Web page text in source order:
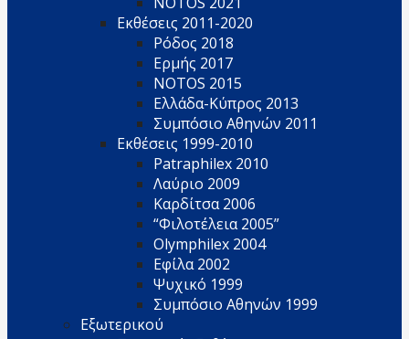
Εκθέσεις 2011-2020
Ρόδος 2018
Ερμής 2017
NOTOS 2015
Ελλάδα-Κύπρος 2013
Συμπόσιο Αθηνών 2011
Εκθέσεις 1999-2010
Patraphilex 2010
Λαύριο 2009
Καρδίτσα 2006
“Φιλοτέλεια 2005”
Olymphilex 2004
Εφίλα 2002
Ψυχικό 1999
Συμπόσιο Αθηνών 1999
Εξωτερικού